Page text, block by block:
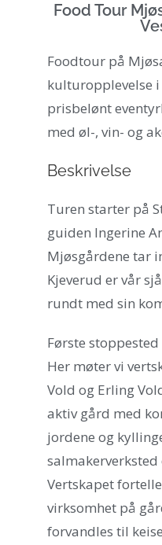
Food Tour
Foodtour på
kulturopplevelse i
prisbelønt
med øl-, vin- og
Beskrivelse
Turen starter på
guiden Ingerine
Mjøsgårdene tar
Kjeverud er vår
rundt med sin
Første stoppested
Her møter vi
Vold og Erling
aktiv gård med
jordene og
Vertskapet
virksomhet på
forvandles til